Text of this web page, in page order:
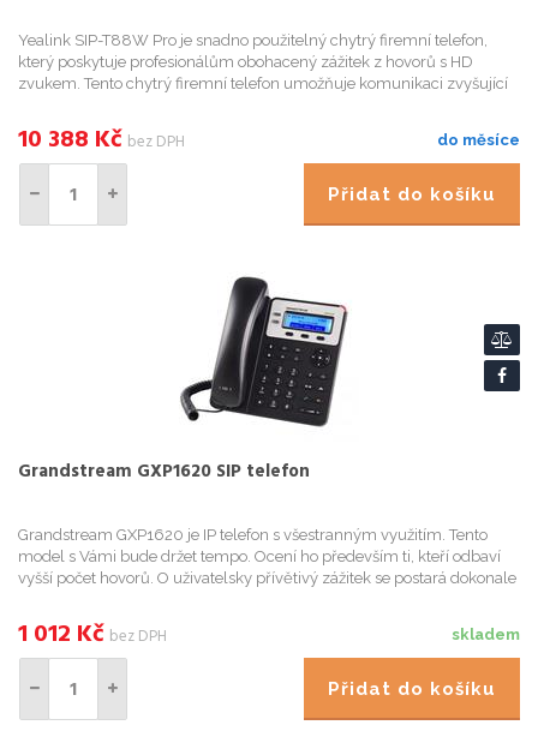
Yealink SIP-T88W Pro je snadno použitelný chytrý firemní telefon,
který poskytuje profesionálům obohacený zážitek z hovorů s HD
zvukem. Tento chytrý firemní telefon umožňuje komunikaci zvyšující
do měsíce
10 388 Kč bez DPH
Přidat do košíku
Grandstream GXP1620 SIP telefon
Grandstream GXP1620 je IP telefon s všestranným využitím. Tento
model s Vámi bude držet tempo. Ocení ho především ti, kteří odbaví
vyšší počet hovorů. O uživatelsky přívětivý zážitek se postará dokonale
skladem
1 012 Kč bez DPH
Přidat do košíku